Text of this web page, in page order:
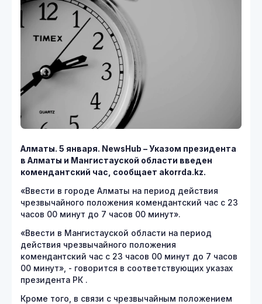
Алматы. 5 января. NewsHub – Указом президента
в Алматы и Мангистауской области введен
комендантский час, сообщает akorrda.kz.
«Ввести в городе Алматы на период действия
чрезвычайного положения комендантский час с 23
часов 00 минут до 7 часов 00 минут».
«Ввести в Мангистауской области на период
действия чрезвычайного положения
комендантский час с 23 часов 00 минут до 7 часов
00 минут», - говорится в соответствующих указах
президента РК .
Кроме того, в связи с чрезвычайным положением